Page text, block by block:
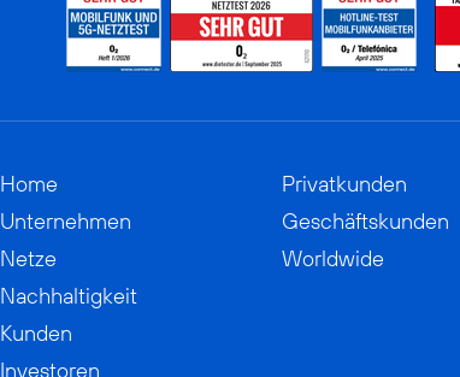
Home
Unternehmen
Netze
Nachhaltigkeit
Kunden
Investoren
Privatkunden
Geschäftskunden
Worldwide